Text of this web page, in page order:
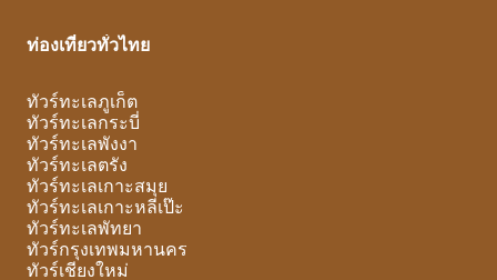
ท่องเที่ยวทั่วไทย
ทัวร์ทะเลภูเก็ต
ทัวร์ทะเลกระบี่
ทัวร์ทะเลพังงา
ทัวร์ทะเลตรัง
ทัวร์ทะเลเกาะสมุย
ทัวร์ทะเลเกาะหลีเป๊ะ
ทัวร์ทะเลพัทยา
ทัวร์กรุงเทพมหานคร
ทัวร์เชียงใหม่